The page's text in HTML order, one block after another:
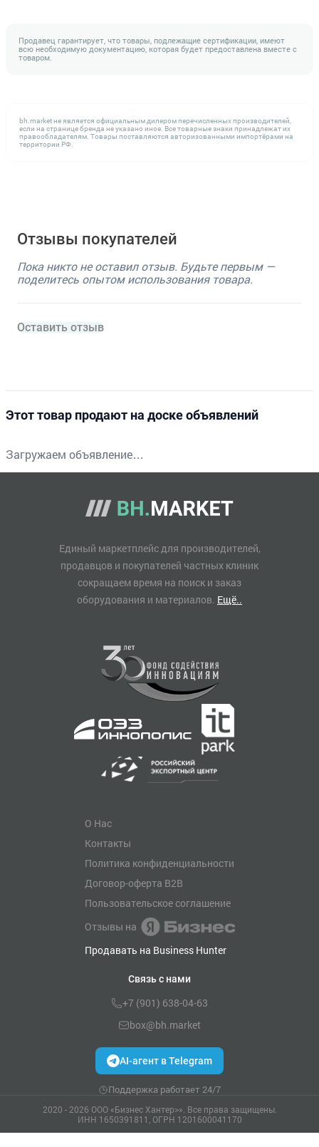
Продавец гарантирует, что товары, подлежащие сертификации, имеют
всю необходимую документацию, которая будет предоставлена вместе с
товаром.
bh.market не является официальным дилером перечисленных производителей,
если на странице бренда не указано иное. Все товарные знаки принадлежат их
правообладателям. Товары поставляются авторизованными импортёрами на
территории РФ.
Отзывы покупателей
Пока никто не оставил отзыв. Будьте первым —
поделитесь опытом использования товара.
Оставить отзыв
Этот товар продают на доске объявлений
Загружаем объявление…
Единый маркетплейс для производителей,
продавцов и покупателей частных клиник
сокращаем время на поиск и заказ
оборудования и материалов. Ещё..
О Нас
Контакты
Политика конфиденциальности
Договор-оферта B2B
Пользовательское соглашение
Отзывы на
Продавать на Business Hunter
Связь с нами
+7 (901) 638-04-63
box@bh.market
AI-агент в Telegram
Поддержка работает 24/7
2020 - 2026 ООО «Бизнес Хантер>». Все права защищены.
ИНН 1650391811, ОГРН 1201600041170